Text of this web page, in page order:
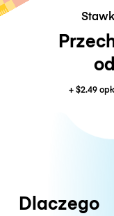
od
+$2.49
Dlaczego